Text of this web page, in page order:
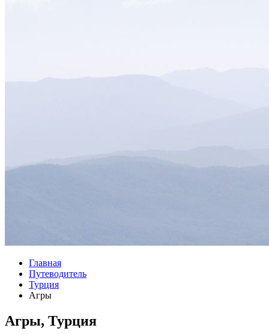
Главная
Путеводитель
Турция
Агры
Агры, Турция